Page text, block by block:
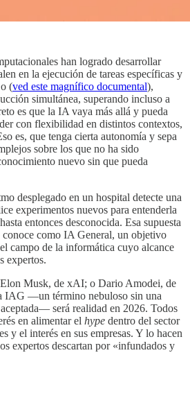
han logrado desarrollar
en la ejecución de tareas específicas y
(ved este magnífico documental),
simultánea, superando incluso a
es que la IA vaya más allá y pueda
con flexibilidad en distintos contextos,
es, que tenga cierta autonomía y sepa
sobre los que no ha sido
nuevo sin que pueda
desplegado en un hospital detecte una
experimentos nuevos para entenderla
entonces desconocida. Esa supuesta
conoce como IA General, un objetivo
campo de la informática cuyo alcance
expertos.
Musk, de xAI; o Dario Amodei, de
IAG —un término nebuloso sin una
será realidad en 2026. Todos
en alimentar el hype dentro del sector
y el interés en sus empresas. Y lo hacen
expertos descartan por «infundados y